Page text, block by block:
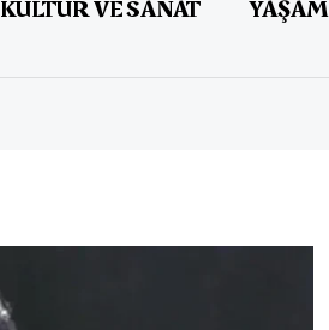
KÜLTÜR VE SANAT YAŞAM